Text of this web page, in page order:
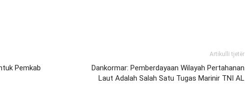
Pemkab
Artikulli tjetër
Dankormar: Pemberdayaan Wilayah Pertahanan
Laut Adalah Salah Satu Tugas Marinir TNI AL